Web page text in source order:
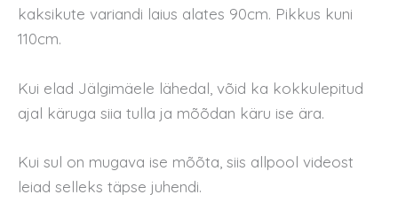
kaksikute variandi laius alates 90cm. Pikkus kuni
110cm.
Kui elad Jälgimäele lähedal, võid ka kokkulepitud
ajal käruga siia tulla ja mõõdan käru ise ära.
Kui sul on mugava ise mõõta, siis allpool videost
leiad selleks täpse juhendi.